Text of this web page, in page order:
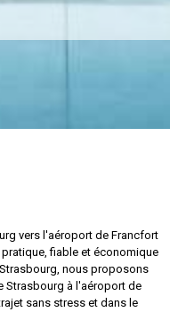
vers l'aéroport de Francfort
fiable et économique
nous proposons
Strasbourg à l'aéroport de
sans stress et dans le